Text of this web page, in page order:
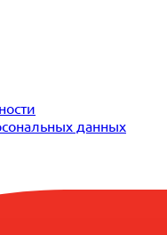
данных